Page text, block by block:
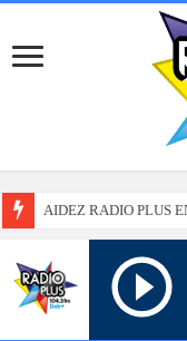
AIDEZ RADIO PLUS